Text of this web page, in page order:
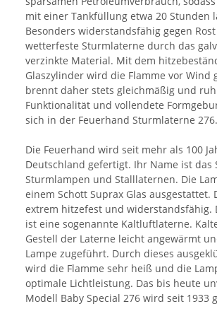
mit einer Tankfüllung etwa 20 Stunden
Besonders widerstandsfähig gegen
wetterfeste Sturmlaterne durch das
verzinkte Material. Mit dem
Glaszylinder wird die Flamme vor Wind
brennt daher stets gleichmäßig und
Funktionalität und vollendete
sich in der Feuerhand Sturmlaterne 276.
Die Feuerhand wird seit mehr als 100
Deutschland gefertigt. Ihr Name ist das
Sturmlampen und Stalllaternen. Die
einem Schott Suprax Glas ausgestattet.
extrem hitzefest und widerstandsfähig.
ist eine sogenannte Kaltluftlaterne.
Gestell der Laterne leicht angewärmt
Lampe zugeführt. Durch dieses
wird die Flamme sehr heiß und die
optimale Lichtleistung. Das bis heute
Modell Baby Special 276 wird seit 1933